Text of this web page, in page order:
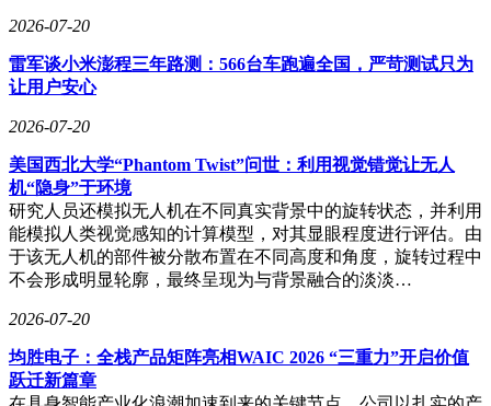
2026-07-20
雷军谈小米澎程三年路测：566台车跑遍全国，严苛测试只为
让用户安心
2026-07-20
美国西北大学“Phantom Twist”问世：利用视觉错觉让无人
机“隐身”于环境
研究人员还模拟无人机在不同真实背景中的旋转状态，并利用
能模拟人类视觉感知的计算模型，对其显眼程度进行评估。由
于该无人机的部件被分散布置在不同高度和角度，旋转过程中
不会形成明显轮廓，最终呈现为与背景融合的淡淡…
2026-07-20
均胜电子：全栈产品矩阵亮相WAIC 2026 “三重力”开启价值
跃迁新篇章